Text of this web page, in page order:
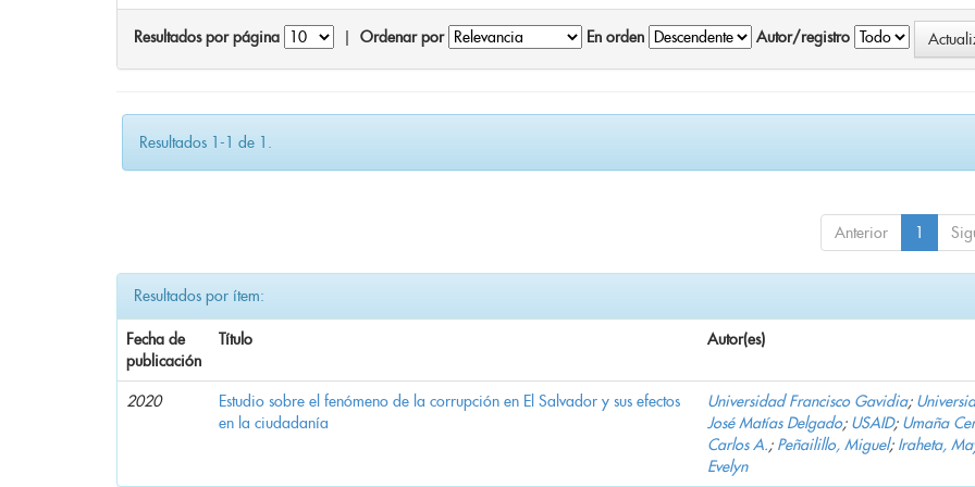
Resultados por página Ordenar por En orden Autor/registro
Resultados 1-1 de 1.
Anterior 1
Resultados por ítem:
Fecha de
publicación
Título Autor(es)
2020
Estudio sobre el fenómeno de la corrupción en El Salvador y sus efectos
en la ciudadanía
Universidad Francisco Gavidia;
José Matías Delgado; USAID; Umaña
Carlos A.; Peñailillo, Miguel; Iraheta,
Evelyn